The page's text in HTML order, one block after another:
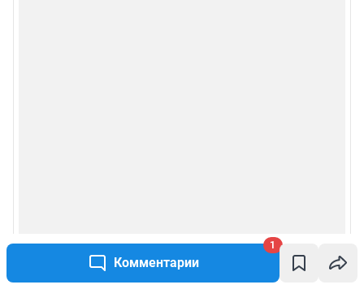
Комментарии
1